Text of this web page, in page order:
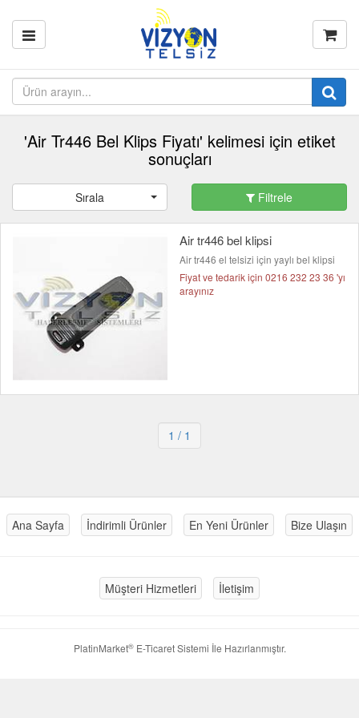
'Air Tr446 Bel Klips Fiyatı' kelimesi için etiket
sonuçları
Sırala Filtrele
Air tr446 bel klipsi
Air tr446 el telsizi için yaylı bel klipsi
Fiyat ve tedarik için 0216 232 23 36 'yı
arayınız
1 / 1
Ana Sayfa İndirimli Ürünler En Yeni Ürünler Bize Ulaşın
Müşteri Hizmetleri İletişim
PlatinMarket®E-Ticaret Sistemi İle Hazırlanmıştır.